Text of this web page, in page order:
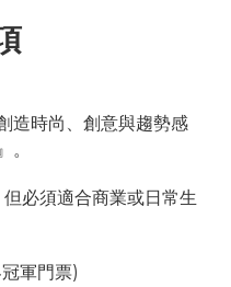
造時尚、創意與趨勢感
必須適合商業或日常生
軍門票)